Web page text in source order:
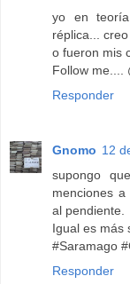
yo en
réplica...
o fueron mis
Follow me....
Responder
Gnomo 12
supongo
menciones
al pendiente.
Igual es más
#Saramago
Responder